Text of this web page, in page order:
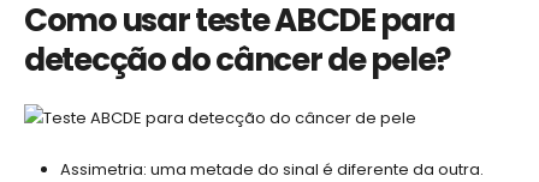
Como usar teste ABCDE para
detecção do câncer de pele?
Assimetria: uma metade do sinal é diferente da outra.